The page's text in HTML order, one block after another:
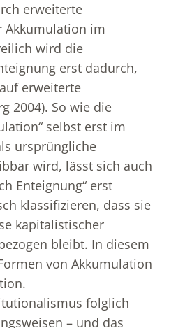
erweiterte
Akkumulation im
wird die
erst dadurch,
erweiterte
2004). So wie die
selbst erst im
ursprüngliche
wird, lässt sich auch
Enteignung“ erst
klassifizieren, dass sie
kapitalistischer
bleibt. In diesem
von Akkumulation
folglich
– und das